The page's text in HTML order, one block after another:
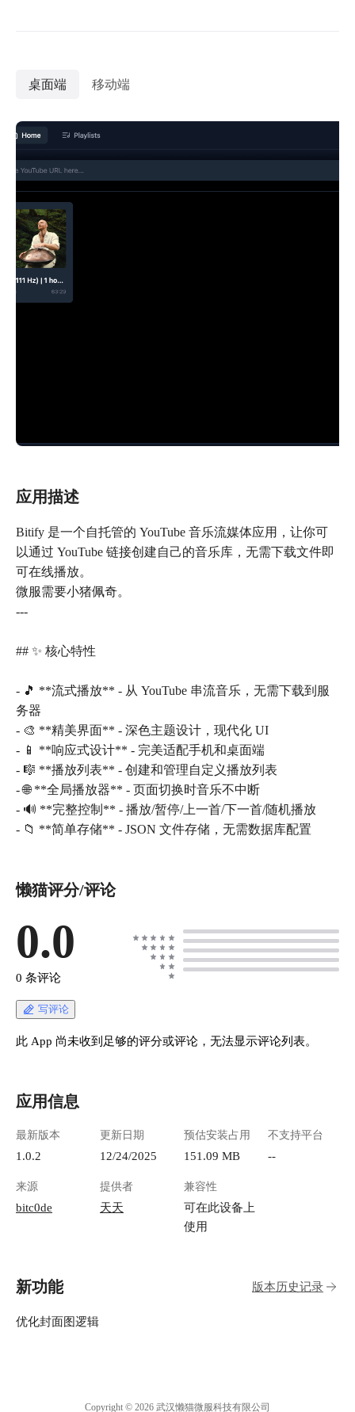
桌面端 移动端
应用描述
Bitify 是一个自托管的 YouTube 音乐流媒体应用，让你可
以通过 YouTube 链接创建自己的音乐库，无需下载文件即
可在线播放。
微服需要小猪佩奇。
---
## ✨ 核心特性
- 🎵 **流式播放** - 从 YouTube 串流音乐，无需下载到服
务器
- 🎨 **精美界面** - 深色主题设计，现代化 UI
- 📱 **响应式设计** - 完美适配手机和桌面端
- 🎼 **播放列表** - 创建和管理自定义播放列表
- 🌐 **全局播放器** - 页面切换时音乐不中断
- 🔊 **完整控制** - 播放/暂停/上一首/下一首/随机播放
懒猫评分/评论
0.0
0 条评论
写评论
此 App 尚未收到足够的评分或评论，无法显示评论列表。
应用信息
最新版本
1.0.2
更新日期
12/24/2025
预估安装占用
151.09 MB
不支持平台
--
来源
bitc0de
提供者
天天
兼容性
可在此设备上
使用
新功能 版本历史记录
优化封面图逻辑
Copyright © 2026 武汉懒猫微服科技有限公司